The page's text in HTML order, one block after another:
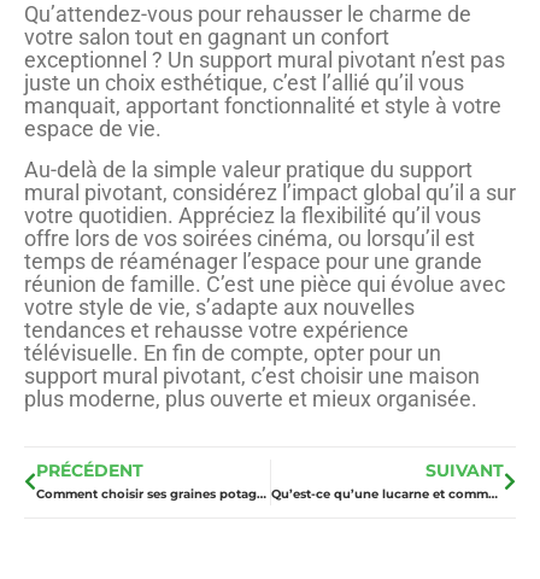
Qu’attendez-vous pour rehausser le charme de
votre salon tout en gagnant un confort
exceptionnel ? Un support mural pivotant n’est pas
juste un choix esthétique, c’est l’allié qu’il vous
manquait, apportant fonctionnalité et style à votre
espace de vie.
Au-delà de la simple valeur pratique du support
mural pivotant, considérez l’impact global qu’il a sur
votre quotidien. Appréciez la flexibilité qu’il vous
offre lors de vos soirées cinéma, ou lorsqu’il est
temps de réaménager l’espace pour une grande
réunion de famille. C’est une pièce qui évolue avec
votre style de vie, s’adapte aux nouvelles
tendances et rehausse votre expérience
télévisuelle. En fin de compte, opter pour un
support mural pivotant, c’est choisir une maison
plus moderne, plus ouverte et mieux organisée.
PRÉCÉDENT
Comment choisir ses graines potagères bio pour le jardin ?
SUIVANT
Qu’est-ce qu’une lucarne et comment elle transforme votre espace de vie?